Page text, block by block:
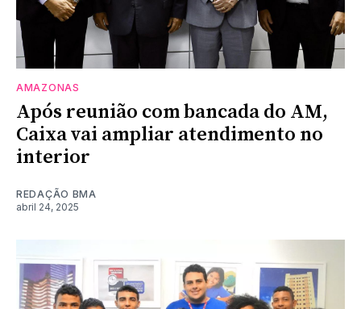
AMAZONAS
Após reunião com bancada do AM,
Caixa vai ampliar atendimento no
interior
REDAÇÃO BMA
abril 24, 2025